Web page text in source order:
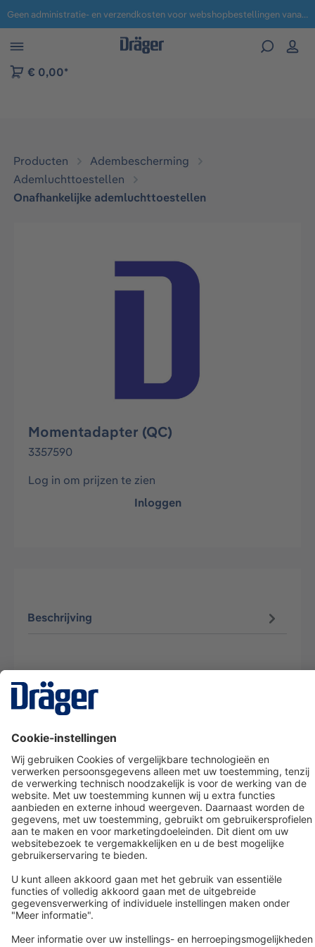
naar navigatie B2B-platform Geen administratie- en verzendkosten voor webshopbestellingen vanaf € 100,-.
€ 0,00*
Producten
Adembescherming
Ademluchttoestellen​
Onafhankelijke ademluchttoestellen​
Afbeeldingengalerij overslaan
Momentadapter (QC)
3357590
Log in om prijzen te zien
Inloggen
Beschrijving
Dräger klantenservice
Over Dräger
Bestellen in onze webshop
Community